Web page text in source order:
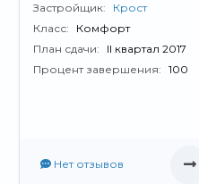
Застройщик:
Крост
Класс:
Комфорт
План сдачи:
II квартал 2017
Процент завершения:
100
Нет отзывов